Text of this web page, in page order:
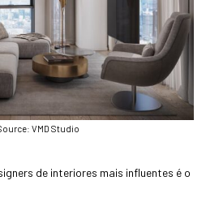
VMD Studio
de interiores mais influentes é o